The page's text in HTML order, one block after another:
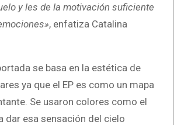
y les de la motivación suficiente
, enfatiza Catalina
se basa en la estética de
ya que el EP es como un mapa
Se usaron colores como el
dar esa sensación del cielo